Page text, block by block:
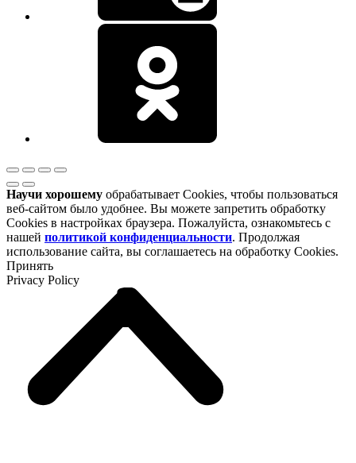
Научи хорошему обрабатывает Cookies, чтобы пользоваться
веб-сайтом было удобнее. Вы можете запретить обработку
Cookies в настройках браузера. Пожалуйста, ознакомьтесь с
нашей политикой конфиденциальности. Продолжая
использование сайта, вы соглашаетесь на обработку Cookies.
Принять
Privacy Policy